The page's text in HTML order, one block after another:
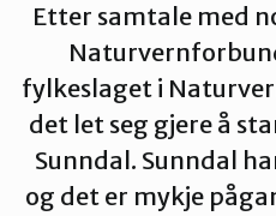
Molde
Ørsta og Volda
Etter samtale med
fylkeslaget i
det let seg gjere å
Sunndal. Sunndal
og det er mykje